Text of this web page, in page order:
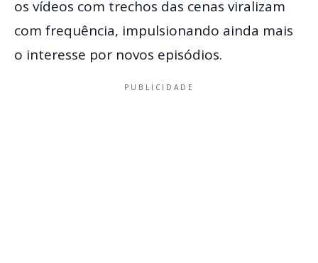
os vídeos com trechos das cenas viralizam
com frequência, impulsionando ainda mais
o interesse por novos episódios.
PUBLICIDADE